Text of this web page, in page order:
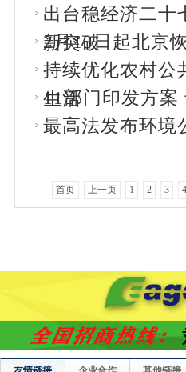
出台稳经济二十
新突破
2月13日起北京
持续优化农村公
生活
11部门印发方
最高法发布环境
首页 上一页 1 2 3 4